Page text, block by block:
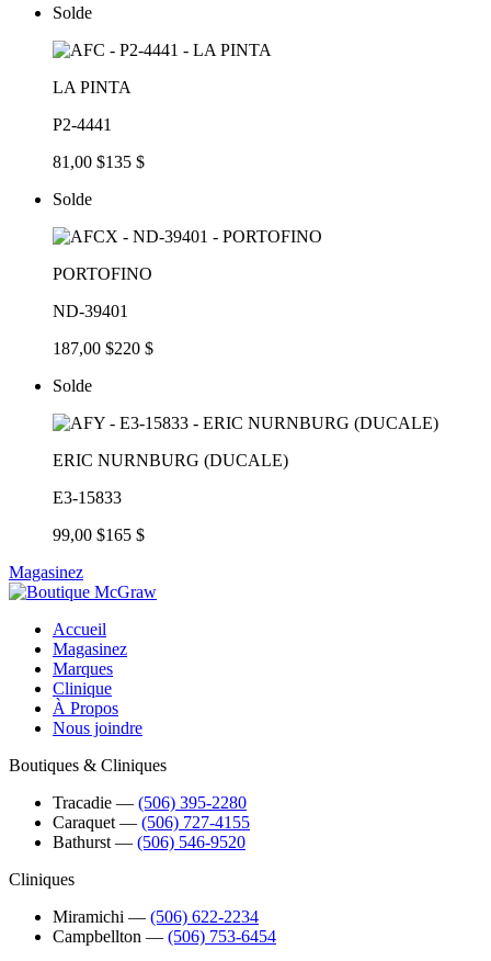
Solde
LA PINTA
P2-4441
81,00 $135 $
Solde
PORTOFINO
ND-39401
187,00 $220 $
Solde
ERIC NURNBURG (DUCALE)
E3-15833
99,00 $165 $
Magasinez
Accueil
Magasinez
Marques
Clinique
À Propos
Nous joindre
Boutiques & Cliniques
Tracadie ― (506) 395-2280
Caraquet ― (506) 727-4155
Bathurst ― (506) 546-9520
Cliniques
Miramichi ― (506) 622-2234
Campbellton ― (506) 753-6454